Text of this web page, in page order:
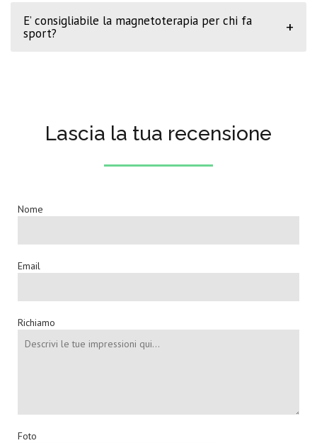
E’ consigliabile la magnetoterapia per chi fa
sport?
+
Lascia la tua recensione
Nome
Email
Richiamo
Foto